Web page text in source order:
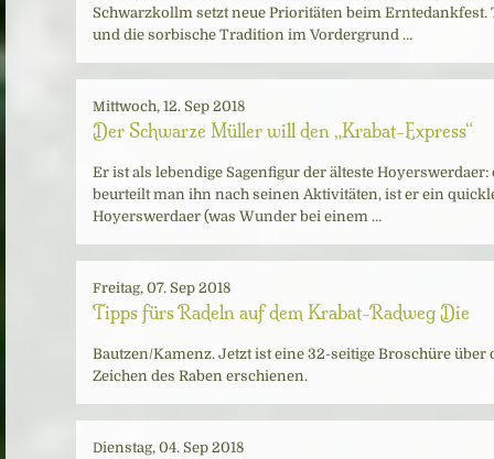
Schwarzkollm setzt neue Prioritäten beim Erntedankfest.
und die sorbische Tradition im Vordergrund …
Mittwoch, 12. Sep 2018
Der Schwarze Müller will den „Krabat-Express“
Er ist als lebendige Sagenfigur der älteste
beurteilt man ihn nach seinen Aktivitäten, ist er ein
Hoyerswerdaer (was Wunder bei einem …
Freitag, 07. Sep 2018
Tipps fürs Radeln auf dem Krabat-Radweg Die
Bautzen/Kamenz. Jetzt ist eine 32-seitige Broschüre
Zeichen des Raben erschienen.
Dienstag, 04. Sep 2018